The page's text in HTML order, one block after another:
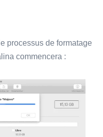
processus de formatage
commencera :